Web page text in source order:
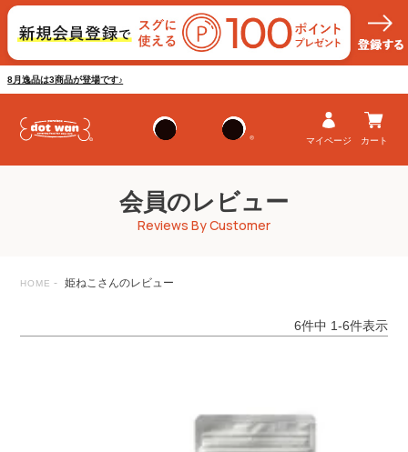
8月逸品は3商品が登場です♪
マイページ カート
会員のレビュー
Reviews By Customer
HOME 姫ねこさんのレビュー
6件中 1-6件表示